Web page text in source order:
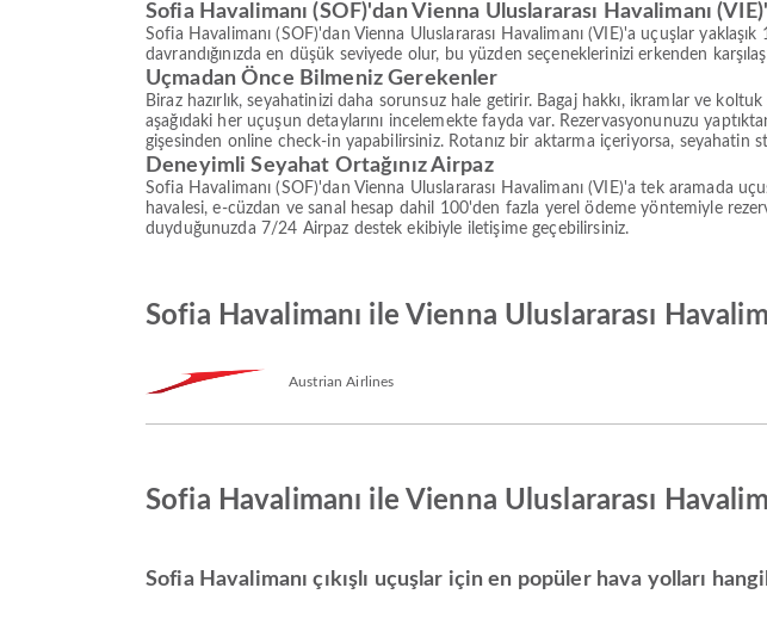
Sofia Havalimanı (SOF)'dan Vienna Uluslararası Havalimanı
Sofia Havalimanı (SOF)'dan Vienna Uluslararası Havalimanı (VIE)'a uçuşlar
davrandığınızda en düşük seviyede olur, bu yüzden seçeneklerinizi erkenden
Uçmadan Önce Bilmeniz Gerekenler
Biraz hazırlık, seyahatinizi daha sorunsuz hale getirir. Bagaj hakkı, ikramlar ve
aşağıdaki her uçuşun detaylarını incelemekte fayda var. Rezervasyonunuzu
gişesinden online check-in yapabilirsiniz. Rotanız bir aktarma içeriyorsa, seyahatin
Deneyimli Seyahat Ortağınız Airpaz
Sofia Havalimanı (SOF)'dan Vienna Uluslararası Havalimanı (VIE)'a tek aramada
havalesi, e-cüzdan ve sanal hesap dahil 100'den fazla yerel ödeme yöntemiyle
duyduğunuzda 7/24 Airpaz destek ekibiyle iletişime geçebilirsiniz.
Sofia Havalimanı ile Vienna Uluslararası
Austrian Airlines
Sofia Havalimanı ile Vienna Uluslararası
Sofia Havalimanı çıkışlı uçuşlar için en popüler hava yolları